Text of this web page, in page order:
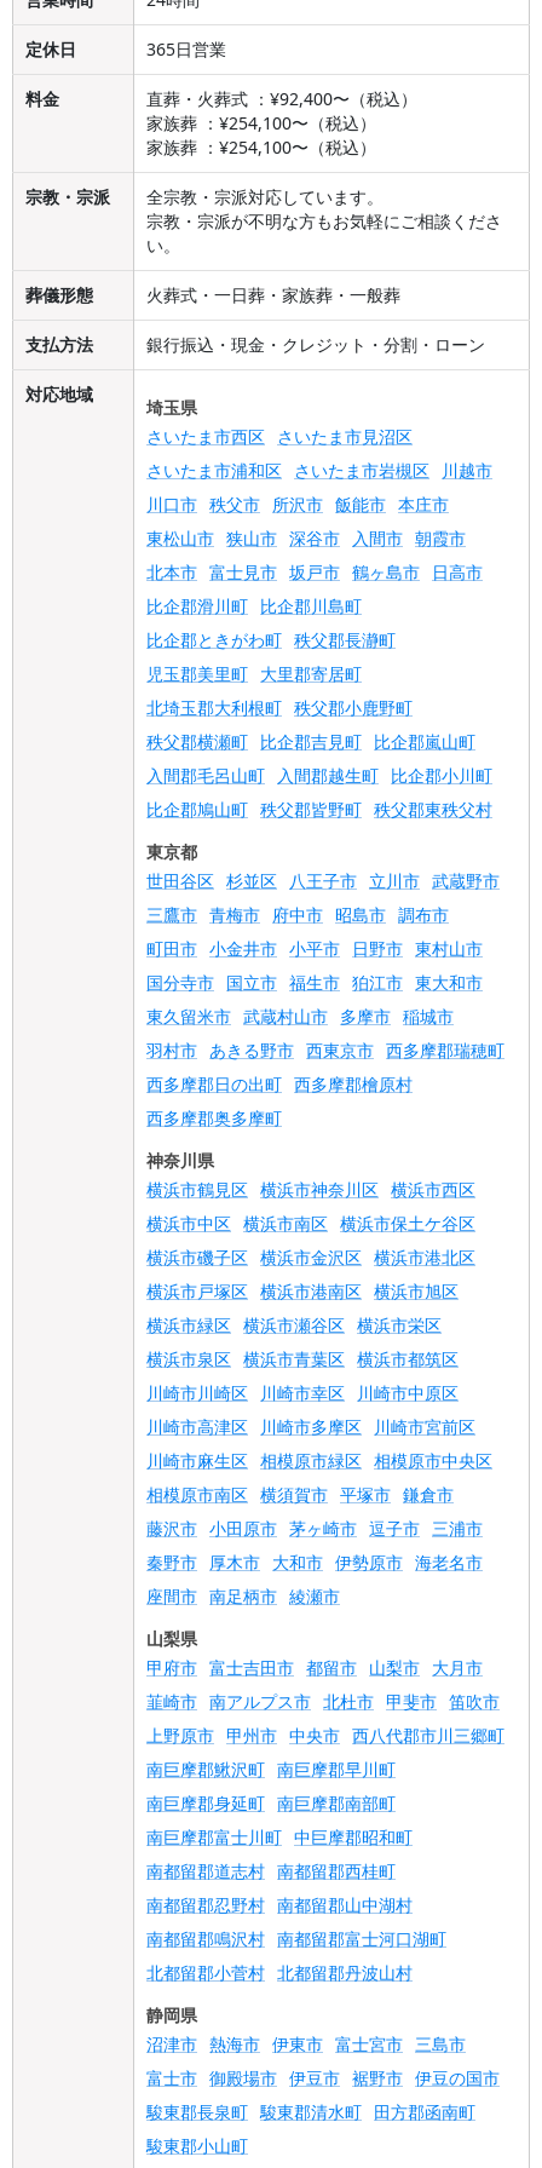
定休日 365日営業
料金
直葬・火葬式 ：¥92,400〜（税込）
家族葬 ：¥254,100〜（税込）
家族葬 ：¥254,100〜（税込）
宗教・宗派
全宗教・宗派対応しています。
宗教・宗派が不明な方もお気軽にご相談くださ
い。
葬儀形態 火葬式・一日葬・家族葬・一般葬
支払方法 銀行振込・現金・クレジット・分割・ローン
対応地域
埼玉県
さいたま市西区 さいたま市見沼区
さいたま市浦和区 さいたま市岩槻区
川越市
川口市 秩父市 所沢市 飯能市 本庄市
東松山市 狭山市 深谷市 入間市 朝霞市
北本市 富士見市 坂戸市 鶴ヶ島市
日高市
比企郡滑川町 比企郡川島町
比企郡ときがわ町 秩父郡長瀞町
児玉郡美里町 大里郡寄居町
北埼玉郡大利根町 秩父郡小鹿野町
秩父郡横瀬町 比企郡吉見町 比企郡嵐山町
入間郡毛呂山町
入間郡越生町 比企郡小川町
比企郡鳩山町 秩父郡皆野町 秩父郡東秩父村
東京都
世田谷区 杉並区 八王子市 立川市 武蔵野市
三鷹市 青梅市 府中市 昭島市 調布市
町田市 小金井市 小平市 日野市 東村山市
国分寺市 国立市 福生市 狛江市 東大和市
東久留米市 武蔵村山市 多摩市 稲城市
羽村市 あきる野市 西東京市 西多摩郡瑞穂町
西多摩郡日の出町 西多摩郡檜原村
西多摩郡奥多摩町
神奈川県
横浜市鶴見区 横浜市神奈川区 横浜市西区
横浜市中区 横浜市南区 横浜市保土ケ谷区
横浜市磯子区 横浜市金沢区 横浜市港北区
横浜市戸塚区 横浜市港南区 横浜市旭区
横浜市緑区 横浜市瀬谷区 横浜市栄区
横浜市泉区 横浜市青葉区 横浜市都筑区
川崎市川崎区
川崎市幸区
川崎市中原区
川崎市高津区
川崎市多摩区
川崎市宮前区
川崎市麻生区 相模原市緑区 相模原市中央区
相模原市南区 横須賀市 平塚市 鎌倉市
藤沢市 小田原市 茅ヶ崎市 逗子市 三浦市
秦野市 厚木市 大和市 伊勢原市 海老名市
座間市 南足柄市 綾瀬市
山梨県
甲府市 富士吉田市 都留市 山梨市 大月市
韮崎市 南アルプス市 北杜市 甲斐市 笛吹市
上野原市 甲州市 中央市 西八代郡市川三郷町
南巨摩郡鰍沢町 南巨摩郡早川町
南巨摩郡身延町 南巨摩郡南部町
南巨摩郡富士川町 中巨摩郡昭和町
南都留郡道志村 南都留郡西桂町
南都留郡忍野村 南都留郡山中湖村
南都留郡鳴沢村 南都留郡富士河口湖町
北都留郡小菅村 北都留郡丹波山村
静岡県
沼津市 熱海市 伊東市 富士宮市 三島市
富士市 御殿場市 伊豆市 裾野市 伊豆の国市
駿東郡長泉町 駿東郡清水町 田方郡函南町
駿東郡小山町